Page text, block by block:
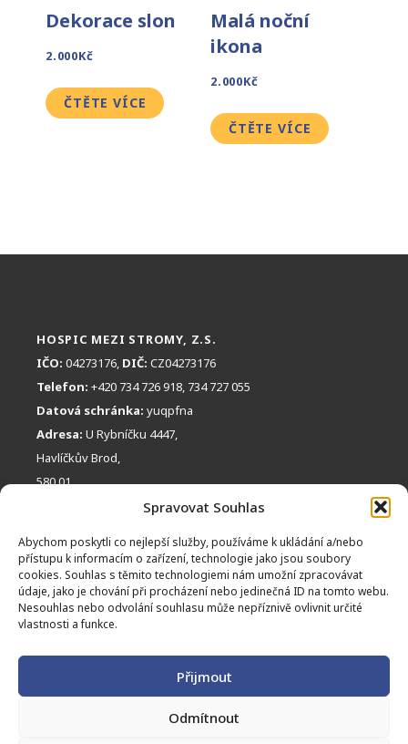
Spravovat Souhlas
Abychom poskytli co nejlepší služby, používáme k ukládání a/nebo
přístupu k informacím o zařízení, technologie jako jsou soubory
cookies. Souhlas s těmito technologiemi nám umožní zpracovávat
údaje, jako je chování při procházení nebo jedinečná ID na tomto webu.
Nesouhlas nebo odvolání souhlasu může nepříznivě ovlivnit určité
vlastnosti a funkce.
Přijmout
Odmítnout
Dekorace slon
2.000Kč
ČTĚTE VÍCE
Malá noční
ikona
2.000Kč
ČTĚTE VÍCE
HOSPIC MEZI STROMY, Z.S.
IČO: 04273176, DIČ: CZ04273176
Telefon: +420 734 726 918, 734 727 055
Datová schránka: yuqpfna
Adresa: U Rybníčku 4447,
Havlíčkův Brod,
580 01
RYCHLÝ KONTAKT:
TRANSPARENTNÍ BANKOVNÍ ÚČET:
2600 8474 82 / 2010
FACEBOOK
INSTAGRAM
OBCHŮDEK MEZI STROMY